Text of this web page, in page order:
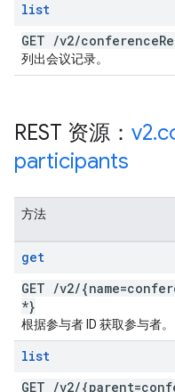
list
GET /v2/conference
列出会议记录。
REST 资源： v2.
participants
方法
get
GET /v2/
*}
根据参与者 ID 获取参与者。
list
GET /v2/